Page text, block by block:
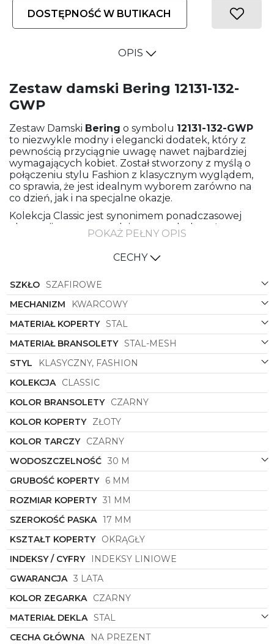
DOSTĘPNOŚĆ W BUTIKACH
OPIS
Zestaw damski Bering 12131-132-
GWP
Zestaw Damski Bering o symbolu 12131-132-GWP
to niezwykle modny i elegancki dodatek, który z
pewnością przyciągnie uwagę nawet najbardziej
wymagających kobiet. Został stworzony z myślą o
połączeniu stylu Fashion z klasycznym wyglądem,
co sprawia, że jest idealnym wyborem zarówno na
co dzień, jak i na specjalne okazje.
Kolekcja Classic jest synonimem ponadczasowej
elegancji, a ten zegarek jest tego doskonałym
przykładem. Posiada kopertę oraz bransoletę
meshową wykonaną ze stali, gwarantującą nie tylko
trwałość, ale również wyjątkowy komfort noszenia.
do każdej stylizacji, dodając jej wyjątkowej klasy i
szyku.
Czarny kolor bransolety meshowej doskonale
kontrastuje z złotym kolorem koperty, tworząc
harmonijną i elegancką całość. Kolor tarczy został
również utrzymany w czerni, co nadaje zegarkowi
tajemniczy i zmysłowy wygląd. Kształt koperty jest
klasyczny, okrągły, co wpisuje się w uniwersalne i
ponadczasowe wzornictwo.
Nie tylko wygląd czyni ten zegarek unikatowym.
Jego precyzyjny mechanizm zapewnia nie tylko
dokładność, ale również niezawodność.
marka znana z wysokiej jakości swoich produktów, a
ten zegarek to doskonały przykład tego rzemiosła.
Zestaw DamskiBering o symbolu
to połączenie klasyki, elegancji i wyjątkowego stylu.
Jest pierwszorzędnym wyborem dla wszystkich
kobiet, które cenią sobie nie tylko modny wygląd,
ale także wysoką jakość i niezawodność. To zegarek,
który z pewnością zostanie z Tobą na długie lata,
zachwycając swoim urokiem i ponadczasowym
designem. Nie wahaj się i dodaj go do swojej kolekcji
już dziś!
POKAŻ PEŁNY OPIS
CECHY
SZKŁO SZAFIROWE
MECHANIZM
KWARCOWY
MATERIAŁ KOPERTY STAL
MATERIAŁ BRANSOLETY STAL-MESH
STYL
KLASYCZNY, FASHION
KOLEKCJA CLASSIC
KOLOR BRANSOLETY CZARNY
KOLOR KOPERTY ZŁOTY
KOLOR TARCZY CZARNY
WODOSZCZELNOŚĆ 30 M
GRUBOŚĆ KOPERTY 6 MM
ROZMIAR KOPERTY 31 MM
SZEROKOŚĆ PASKA 17 MM
KSZTAŁT KOPERTY OKRĄGŁY
INDEKSY / CYFRY
INDEKSY LINIOWE
GWARANCJA 3 LATA
KOLOR ZEGARKA CZARNY
MATERIAŁ DEKLA STAL
CECHA GŁÓWNA
NA PREZENT